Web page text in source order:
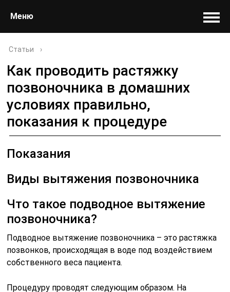
Меню
Статьи ›
Как проводить растяжку
позвоночника в домашних
условиях правильно,
показания к процедуре
Показания
Виды вытяжения позвоночника
Что такое подводное вытяжение
позвоночника?
Подводное вытяжение позвоночника – это растяжка
позвонков, происходящая в воде под воздействием
собственного веса пациента.
Процедуру проводят следующим образом. На